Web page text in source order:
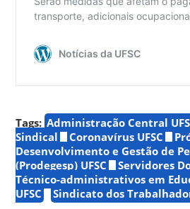
Tags: Administração Central
Sindical
Coronavírus UFSC
Desenvolvimento e Gestão de
(Prodegesp) UFSC
Servidores
Técnico-administrativos em
UFSC
Sindicato dos